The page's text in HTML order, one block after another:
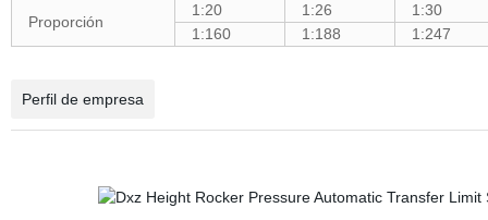
Proporción
1:20 1:26
1:30
1:160
1:188 1:247
Perfil de empresa